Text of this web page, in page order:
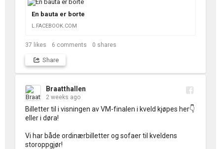
En bauta er borte
L.FACEBOOK.COM
37 likes 6 comments 0 shares
Share
Braatthallen
2 weeks ago
Billetter til i visningen av VM-finalen i kveld kjøpes her👇
eller i døra!
Vi har både ordinærbilletter og sofaer til kveldens
storoppgjør!